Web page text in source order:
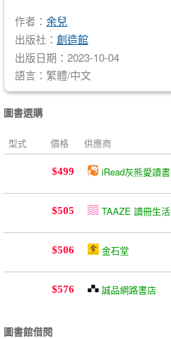
作者： 余兒
出版社： 創造館
出版日期：2023-10-04
語言：繁體/中文
圖書選購
型式 價格 供應商
$499 iRead灰熊愛讀書
$505 TAAZE 讀冊生活
$506 金石堂
$576 誠品網路書店
圖書館借閱